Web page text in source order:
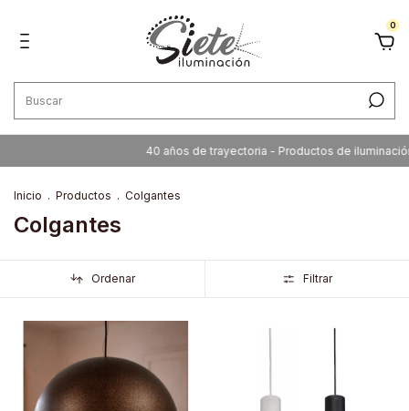
0
40 años de trayectoria - Productos de iluminación de calidad
Inicio . Productos . Colgantes
Colgantes
Ordenar Filtrar